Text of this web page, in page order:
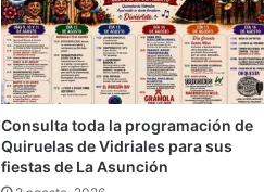
Consulta toda la programación de
Quiruelas de Vidriales para sus
fiestas de La Asunción